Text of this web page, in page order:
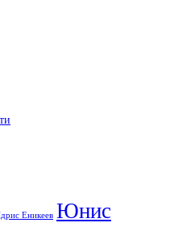
Еникеев Юнис